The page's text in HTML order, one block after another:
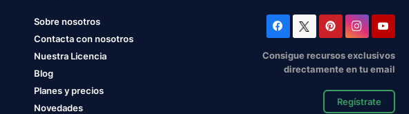
Sobre nosotros
Contacta con nosotros
Nuestra Licencia
Blog
Planes y precios
Novedades
Consigue recursos exclusivos
directamente en tu email
Regístrate